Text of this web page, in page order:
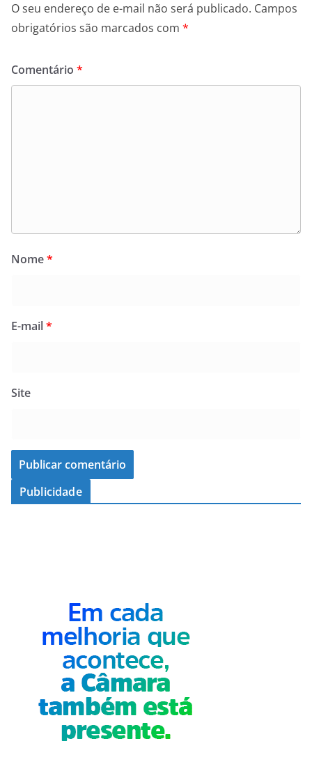
O seu endereço de e-mail não será publicado. Campos
obrigatórios são marcados com *
Comentário *
Nome*
E-mail*
Site
Publicidade